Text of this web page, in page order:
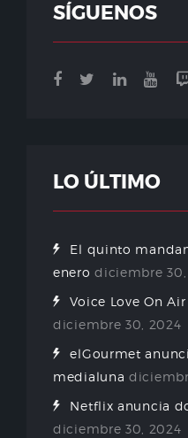
SÍGUENOS
LO ÚLTIMO
El quinto
enero diciembre 30,
Voice Love On
diciembre 30, 2024
elGourmet
medialuna
Netflix anuncia
diciembre 30, 2024